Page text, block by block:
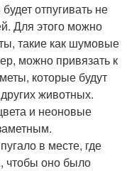
отпугивать не
Для этого можно
такие как шумовые
можно привязать к
которые будут
животных.
и неоновые
в месте, где
чтобы оно было